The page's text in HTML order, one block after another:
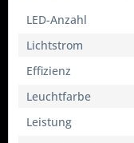
LED-Anzahl
Lichtstrom
Effizienz
Leuchtfarbe
Leistung